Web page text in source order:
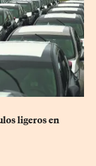
ligeros en